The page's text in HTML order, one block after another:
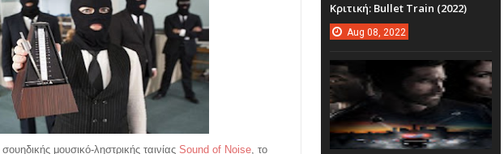
μουσικό-ληστρικής ταινίας Sound of Noise, το
Κριτική: Bullet Train (2022)
Aug 08, 2022